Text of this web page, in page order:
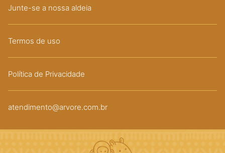
Junte-se a nossa aldeia
Termos de uso
Política de Privacidade
atendimento@arvore.com.br